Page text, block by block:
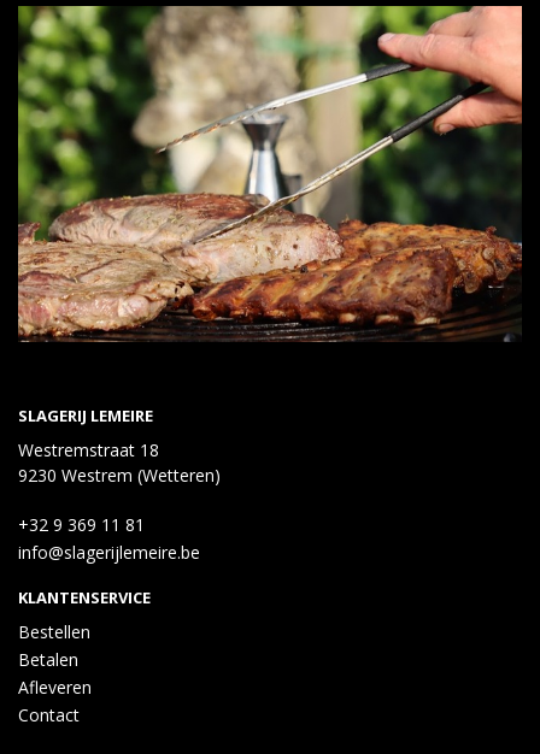
SLAGERIJ LEMEIRE
Westremstraat 18
9230 Westrem (Wetteren)
+32 9 369 11 81
info@slagerijlemeire.be
KLANTENSERVICE
Bestellen
Betalen
Afleveren
Contact